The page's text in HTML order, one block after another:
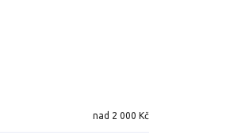
nad 2 000 Kč